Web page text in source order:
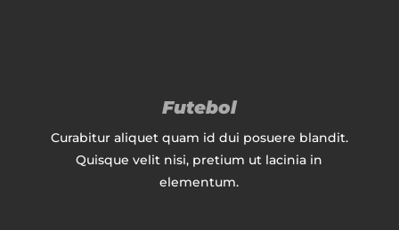
Futebol
Curabitur aliquet quam id dui posuere blandit.
Quisque velit nisi, pretium ut lacinia in
elementum.